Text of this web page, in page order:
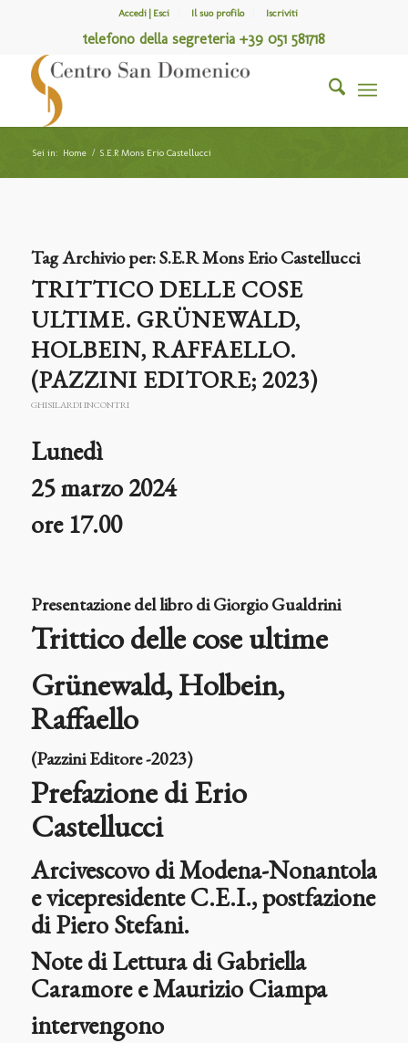
Accedi | Esci Il suo profilo Iscriviti
telefono della segreteria +39 051 581718
Sei in: Home / S.E.R Mons Erio Castellucci
Tag Archivio per:S.E.R Mons Erio Castellucci
TRITTICO DELLE COSE
ULTIME. GRÜNEWALD,
HOLBEIN, RAFFAELLO.
(PAZZINI EDITORE; 2023)
GHISILARDI INCONTRI
Lunedì
25 marzo 2024
ore 17.00
Presentazione del libro di Giorgio Gualdrini
Trittico delle cose ultime
Grünewald, Holbein,
Raffaello
(Pazzini Editore -2023)
Prefazione diErio
Castellucci
Arcivescovo di Modena-Nonantola
e vicepresidente C.E.I., postfazione
diPiero Stefani.
Note di Lettura diGabriella
Caramore e Maurizio Ciampa
intervengono